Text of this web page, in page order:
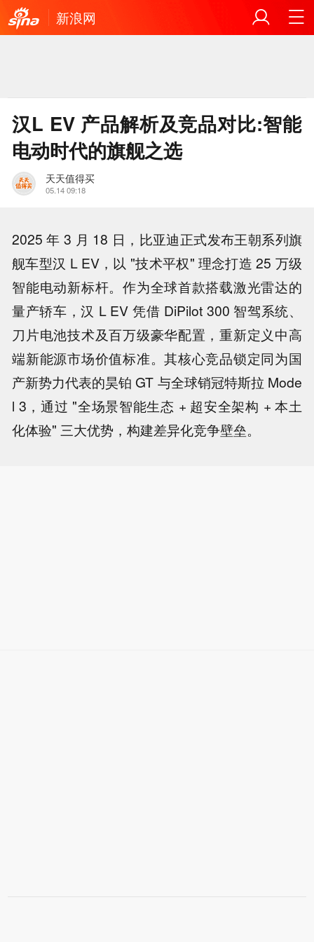
新浪网
汉L EV 产品解析及竞品对比:智能
电动时代的旗舰之选
天天值得买
05.14 09:18
2025 年 3 月 18 日，比亚迪正式发布王朝系列旗
舰车型汉 L EV，以 "技术平权" 理念打造 25 万级
智能电动新标杆。作为全球首款搭载激光雷达的
量产轿车，汉 L EV 凭借 DiPilot 300 智驾系统、
刀片电池技术及百万级豪华配置，重新定义中高
端新能源市场价值标准。其核心竞品锁定同为国
产新势力代表的昊铂 GT 与全球销冠特斯拉 Mode
l 3，通过 "全场景智能生态 + 超安全架构 + 本土
化体验" 三大优势，构建差异化竞争壁垒。